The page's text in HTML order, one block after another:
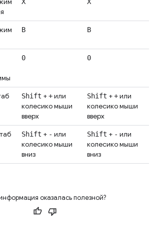
В В
0 0
Shift ++или
колесико мыши
вверх
Shift ++или
колесико мыши
вверх
Shift + - или
колесико мыши
вниз
Shift + - или
колесико мыши
вниз
оказалась полезной?